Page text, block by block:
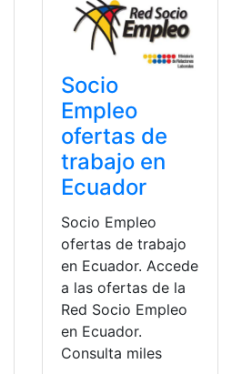
Socio
Empleo
ofertas de
trabajo en
Ecuador
Socio Empleo
ofertas de trabajo
en Ecuador. Accede
a las ofertas de la
Red Socio Empleo
en Ecuador.
Consulta miles